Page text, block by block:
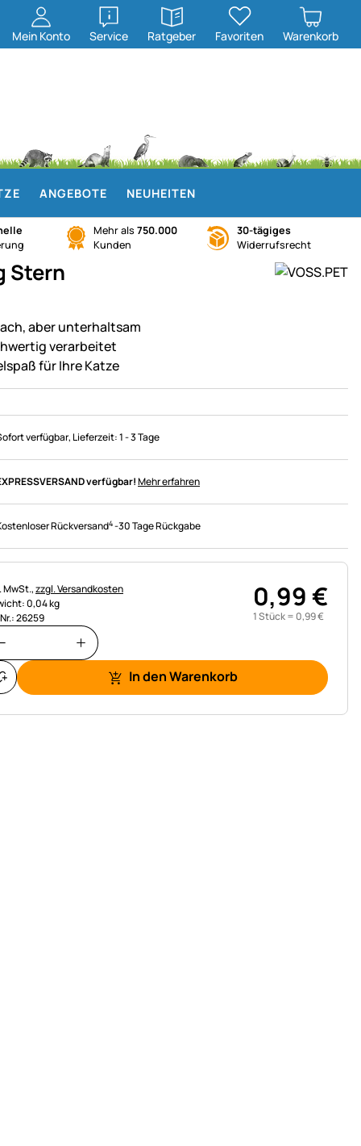
Mein Konto Service
öffnen
Ratgeber
öffnen
Favoriten Warenkorb
ANGEBOTE NEUHEITEN
Mehr als 750.000
Kunden
30-tägiges
Widerrufsrecht
Stern
aber unterhaltsam
verarbeitet
für Ihre Katze
verfügbar, Lieferzeit:1 - 3 Tage
verfügbar!Mehr erfahren
Rückversand4-30 Tage Rückgabe
MwSt.,zzgl. Versandkosten
0,04 kg
26259
0,99€
1 Stück = 0,99€
In den Warenkorb